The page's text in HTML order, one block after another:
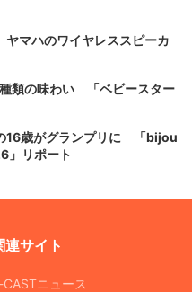
マハのワイヤレススピーカ
類の味わい 「ベビースター
16歳がグランプリに 「bijou
」リポート
連サイト
ニュース